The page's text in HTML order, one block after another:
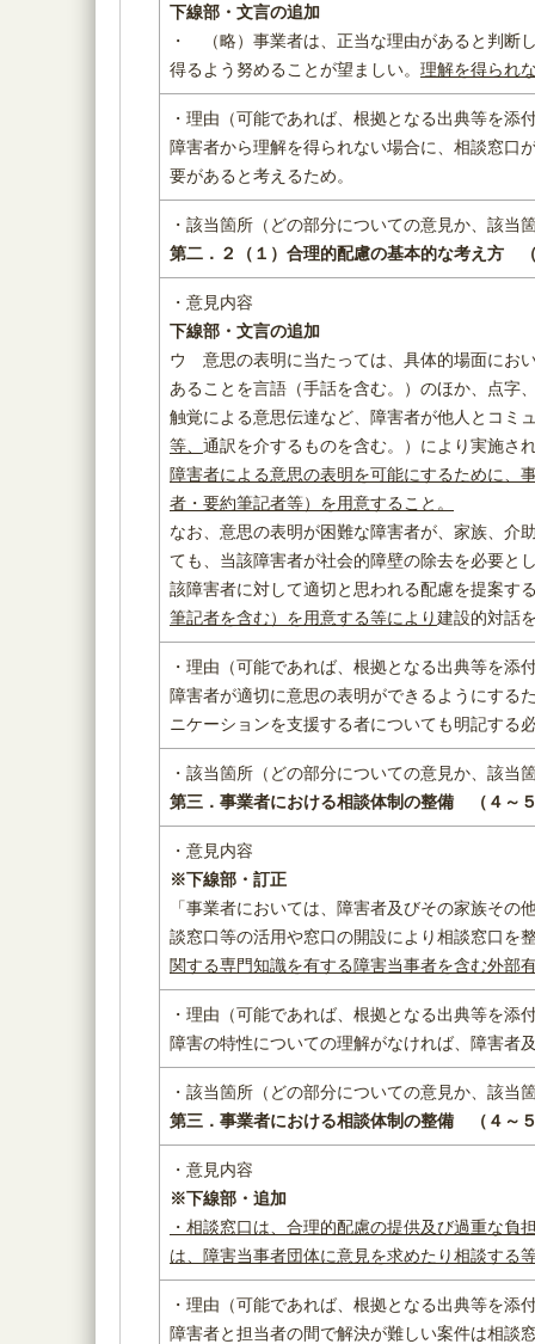
下線部・文言の追加
・ （略）事業者は、正当な理由があると判断
得るよう努めることが望ましい。 理解を得られ
・理由（可能であれば、根拠となる出典等を添
障害者から理解を得られない場合に、相談窓口
要があると考えるため。
・該当箇所（どの部分についての意見か、該当
第二．２（１）合理的配慮の基本的な考え方
・意見内容
下線部・文言の追加
ウ 意思の表明に当たっては、具体的場面にお
あることを言語（手話を含む。）のほか、点字
触覚による意思伝達など、障害者が他人とコミ
等、 通訳を介するものを含む。）により実施さ
障害者による意思の表明を可能にするために、
者・要約筆記者等）を用意すること。
なお、意思の表明が困難な障害者が、家族、介
ても、当該障害者が社会的障壁の除去を必要と
該障害者に対して適切と思われる配慮を提案す
筆記者を含む）を用意する等により建設的対話
・理由（可能であれば、根拠となる出典等を添
障害者が適切に意思の表明ができるようにする
ニケーションを支援する者についても明記する
・該当箇所（どの部分についての意見か、該当
第三．事業者における相談体制の整備 （４～
・意見内容
※下線部・訂正
「事業者においては、障害者及びその家族そ
談窓口等の活用や窓口の開設により相談窓口を
関する専門知識を有する障害当事者を含む外部
・理由（可能であれば、根拠となる出典等を添
障害の特性についての理解がなければ、障害者
・該当箇所（どの部分についての意見か、該当
第三．事業者における相談体制の整備 （４～
・意見内容
※下線部・追加
・相談窓口は、合理的配慮の提供及び過重な
は、 障害当事者団体に意見を求めたり相談する
・理由（可能であれば、根拠となる出典等を添
障害者と担当者の間で解決が難しい案件は相談